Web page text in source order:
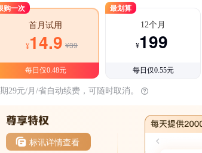
购一次
首月试用
¥14.9 ¥39
每日仅0.48元
最划算
12个月
¥199
每日仅0.55元
29元/月/省自动续费，可随时取消。
标讯详情查看